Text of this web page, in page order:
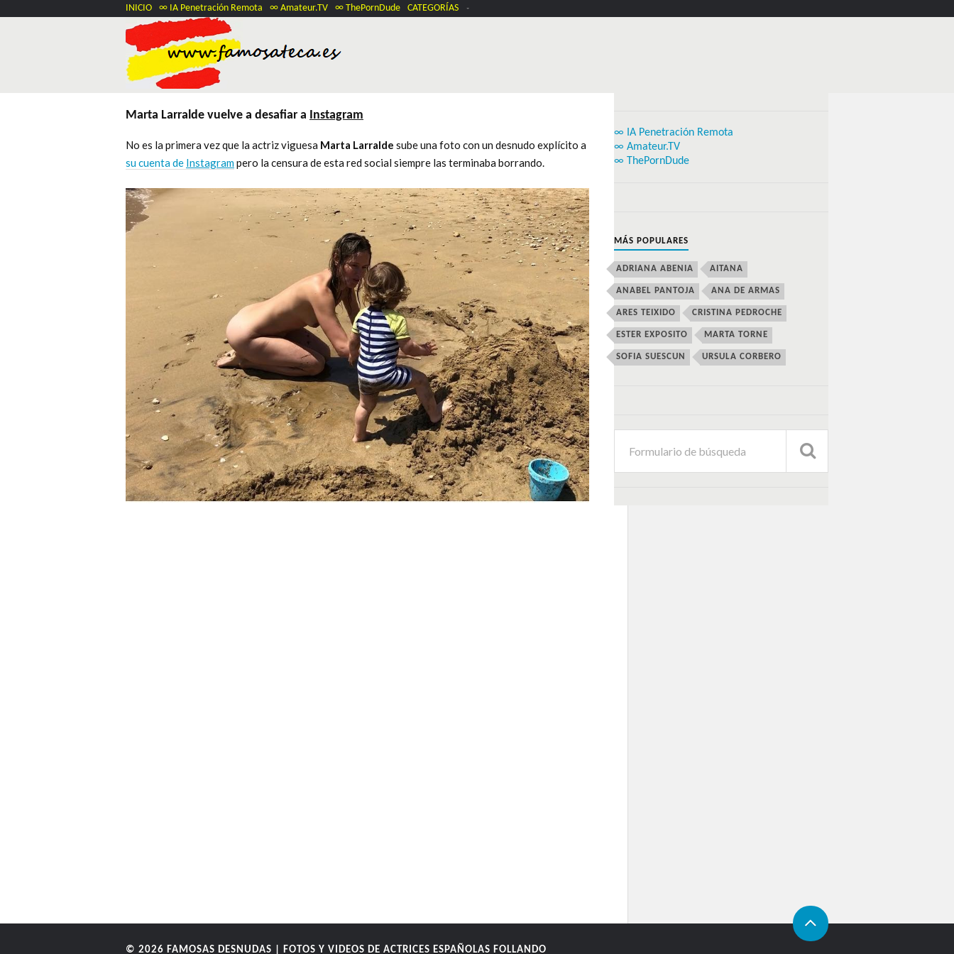
INICIO ∞ IA Penetración Remota ∞ Amateur.TV ∞ ThePornDude CATEGORÍAS
Marta Larralde vuelve a desafiar a Instagram
No es la primera vez que la actriz viguesa Marta Larralde sube una foto con un desnudo explícito a
su cuenta de Instagrampero la censura de esta red social siempre las terminaba borrando.
∞ IA Penetración Remota
∞ Amateur.TV
∞ ThePornDude
MÁS POPULARES
ADRIANA ABENIA AITANA
ANABEL PANTOJA ANA DE ARMAS
ARES TEIXIDO CRISTINA PEDROCHE
ESTER EXPOSITO MARTA TORNE
SOFIA SUESCUN URSULA CORBERO
© 2026 FAMOSAS DESNUDAS | FOTOS Y VIDEOS DE ACTRICES ESPAÑOLAS FOLLANDO